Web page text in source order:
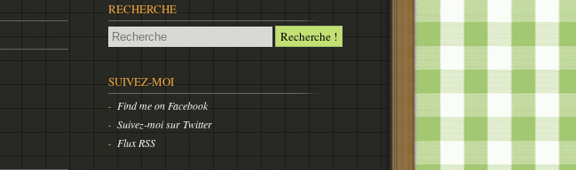
RECHERCHE
SUIVEZ-MOI
Find me on Facebook
Suivez-moi sur Twitter
Flux RSS